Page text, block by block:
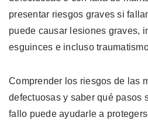
presentar riesgos graves si
puede causar lesiones graves,
esguinces e incluso
Comprender los riesgos de las
defectuosas y saber qué pasos
fallo puede ayudarle a